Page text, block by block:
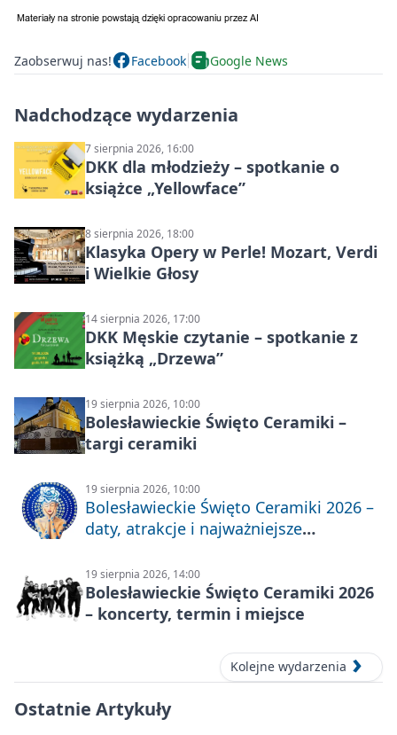
Zaobserwuj nas! Facebook Google News
Nadchodzące wydarzenia
7 sierpnia 2026, 16:00
DKK dla młodzieży – spotkanie o
książce „Yellowface”
8 sierpnia 2026, 18:00
Klasyka Opery w Perle! Mozart, Verdi
i Wielkie Głosy
14 sierpnia 2026, 17:00
DKK Męskie czytanie – spotkanie z
książką „Drzewa”
19 sierpnia 2026, 10:00
Bolesławieckie Święto Ceramiki –
targi ceramiki
19 sierpnia 2026, 10:00
Bolesławieckie Święto Ceramiki 2026 –
daty, atrakcje i najważniejsze
19 sierpnia 2026, 14:00
Bolesławieckie Święto Ceramiki 2026
– koncerty, termin i miejsce
Kolejne wydarzenia
Ostatnie Artykuły